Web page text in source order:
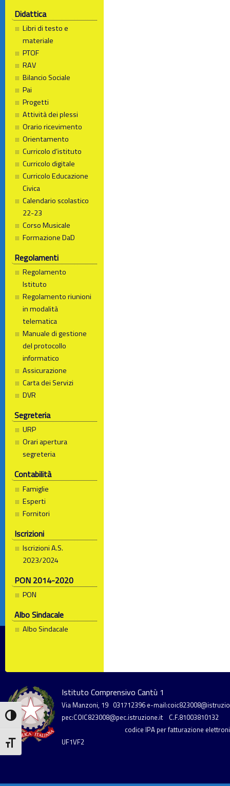
Attiva/disattiva alto contrasto
Attiva/disattiva dimensione testo
Didattica
Libri di testo e
materiale
PTOF
RAV
Bilancio Sociale
Pai
Progetti
Attività dei plessi
Orario ricevimento
Orientamento
Curricolo d’istituto
Curricolo digitale
Curricolo Educazione
Civica
Calendario scolastico
22-23
Corso Musicale
Formazione DaD
Regolamenti
Regolamento
Istituto
Regolamento riunioni
in modalità
telematica
Manuale di gestione
del protocollo
informatico
Assicurazione
Carta dei Servizi
DVR
Segreteria
URP
Orari apertura
segreteria
Contabilità
Famiglie
Esperti
Fornitori
Iscrizioni
Iscrizioni A.S.
2023/2024
PON 2014-2020
PON
Albo Sindacale
Albo Sindacale
Istituto Comprensivo Cantù 1
Via Manzoni, 19 031712396 e-
pec:COIC823008@pec.istruzione.it
C.F.81003810132
codice IPA per fatturazione
UF1VF2